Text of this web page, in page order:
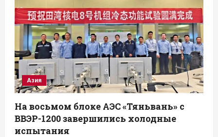
Азия
На восьмом блоке АЭС «Тяньвань» с
ВВЭР-1200 завершились холодные
испытания